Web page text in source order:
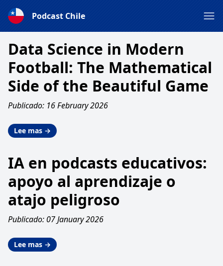
Podcast Chile
Data Science in Modern
Football: The Mathematical
Side of the Beautiful Game
Publicado: 16 February 2026
Lee mas →
IA en podcasts educativos:
apoyo al aprendizaje o
atajo peligroso
Publicado: 07 January 2026
Lee mas →